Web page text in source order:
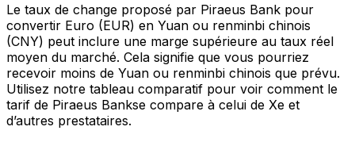
Le taux de change proposé par Piraeus Bank pour
convertir Euro (EUR) en Yuan ou renminbi chinois
(CNY) peut inclure une marge supérieure au taux réel
moyen du marché. Cela signifie que vous pourriez
recevoir moins de Yuan ou renminbi chinois que prévu.
Utilisez notre tableau comparatif pour voir comment le
tarif de Piraeus Bankse compare à celui de Xe et
d’autres prestataires.